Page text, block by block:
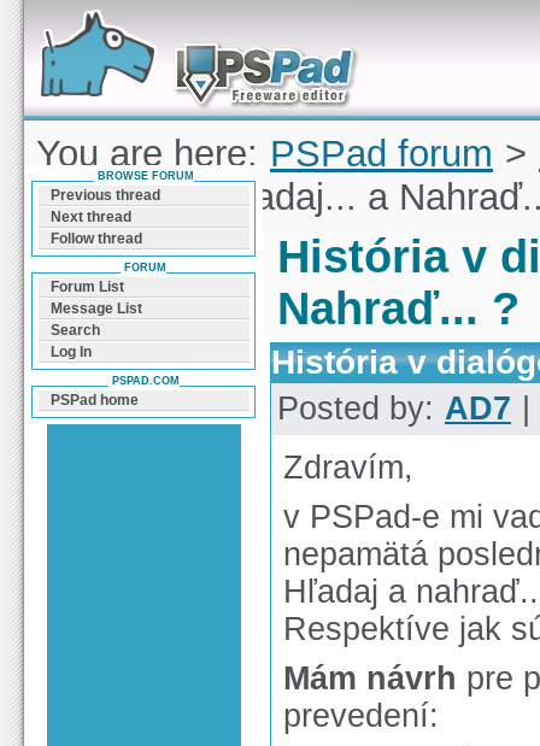
Forum can help you solve problems and quickly
find a solution with PSPad for Microsoft
Windows
You are here: PSPad forum >
dialógoch: Hľadaj... a
História v
Nahraď... ?
História v
Posted by: AD7
Zdravím,
v PSPad-e mi
nepamätá
Hľadaj a
Respektíve jak
Mám návrh pre
prevedení:
BROWSE FORUM
Previous thread
Next thread
Follow thread
FORUM
Forum List
Message List
Search
Log In
PSPAD.COM
PSPad home